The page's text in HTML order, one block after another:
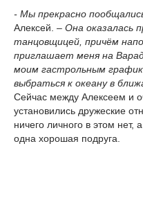
- Мы прекрасно
Алексей. – Она оказалась
танцовщицей, причём
приглашает меня на
моим гастрольным
выбраться к океану в
Сейчас между Алексеем и
установились дружеские
ничего личного в этом нет,
одна хорошая подруга.